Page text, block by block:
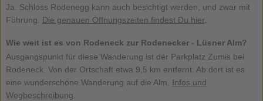
Ja. Schloss Rodenegg kann auch besichtigt werden, und zwar mit
Führung. Die genauen Öffnungszeiten findest Du hier.
Wie weit ist es von Rodeneck zur Rodenecker - Lüsner Alm?
Ausgangspunkt für diese Wanderung ist der Parkplatz Zumis bei
Rodeneck. Von der Ortschaft etwa 9,5 km entfernt. Ab dort ist es
eine wunderschöne Wanderung auf die Alm. Infos und
Wegbeschreibung